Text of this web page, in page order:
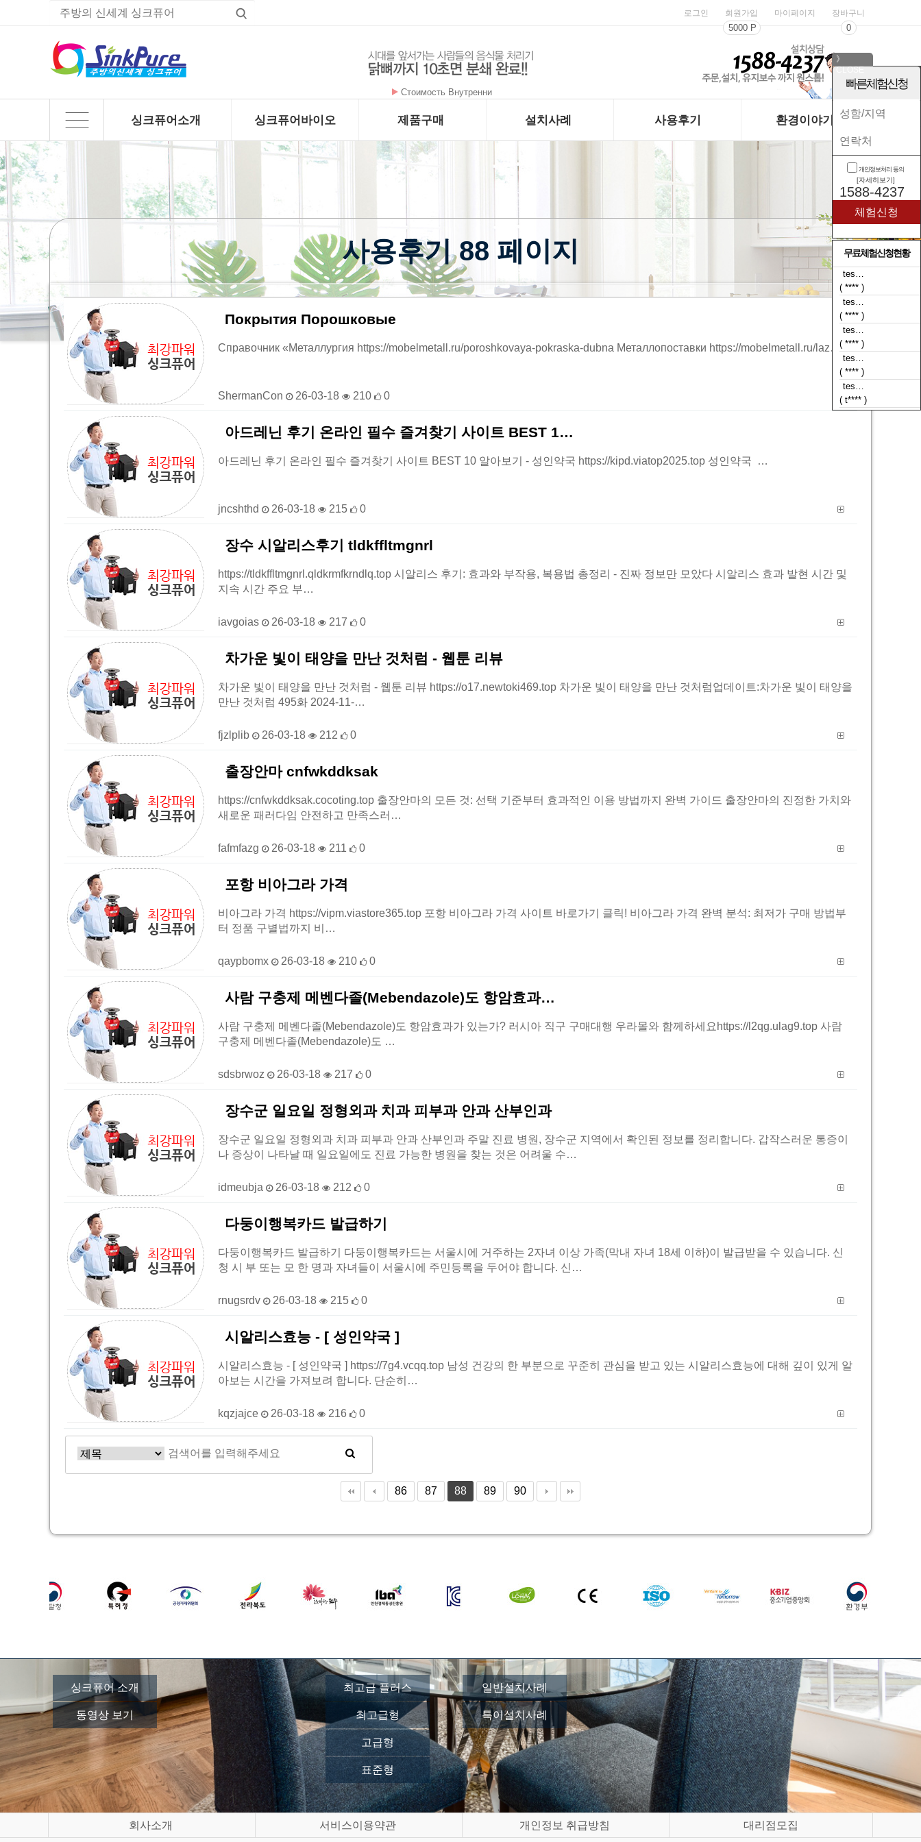
로그인 회원가입
5000 P
마이페이지 장바구니
0
Стоимость Внутренни
암을 굶기는 대사치료 구충제 - 메벤다졸 - …
싱크퓨어소개 싱크퓨어바이오
제품구매
하위분류
설치사례
하위분류
사용후기 환경이야기
사용후기 88 페이지
Покрытия Порошковые
Справочник «Металлургия https://mobelmetall.ru/poroshkovaya-pokraska-dubna Металлопоставки https://mobelmetall.ru/laz…
ShermanCon 26-03-18 210 0
아드레닌 후기 온라인 필수 즐겨찾기 사이트 BEST 1…
아드레닌 후기 온라인 필수 즐겨찾기 사이트 BEST 10 알아보기 - 성인약국 https://kipd.viatop2025.top 성인약국 …
jncshthd 26-03-18 215 0
장수 시알리스후기 tldkffltmgnrl
https://tldkffltmgnrl.qldkrmfkrndlq.top 시알리스 후기: 효과와 부작용, 복용법 총정리 - 진짜 정보만 모았다 시알리스 효과 발현 시간 및
지속 시간 주요 부…
iavgoias 26-03-18 217 0
차가운 빛이 태양을 만난 것처럼 - 웹툰 리뷰
차가운 빛이 태양을 만난 것처럼 - 웹툰 리뷰 https://o17.newtoki469.top 차가운 빛이 태양을 만난 것처럼업데이트:차가운 빛이 태양을
만난 것처럼 495화 2024-11-…
fjzlplib 26-03-18 212 0
출장안마 cnfwkddksak
https://cnfwkddksak.cocoting.top 출장안마의 모든 것: 선택 기준부터 효과적인 이용 방법까지 완벽 가이드 출장안마의 진정한 가치와
새로운 패러다임 안전하고 만족스러…
fafmfazg 26-03-18 211 0
포항 비아그라 가격
비아그라 가격 https://vipm.viastore365.top 포항 비아그라 가격 사이트 바로가기 클릭! 비아그라 가격 완벽 분석: 최저가 구매 방법부
터 정품 구별법까지 비…
qaypbomx 26-03-18 210 0
사람 구충제 메벤다졸(Mebendazole)도 항암효과…
사람 구충제 메벤다졸(Mebendazole)도 항암효과가 있는가? 러시아 직구 구매대행 우라몰와 함께하세요https://l2qg.ulag9.top 사람
구충제 메벤다졸(Mebendazole)도 …
sdsbrwoz 26-03-18 217 0
장수군 일요일 정형외과 치과 피부과 안과 산부인과
장수군 일요일 정형외과 치과 피부과 안과 산부인과 주말 진료 병원, 장수군 지역에서 확인된 정보를 정리합니다. 갑작스러운 통증이
나 증상이 나타날 때 일요일에도 진료 가능한 병원을 찾는 것은 어려울 수…
idmeubja 26-03-18 212 0
다둥이행복카드 발급하기
다둥이행복카드 발급하기 다둥이행복카드는 서울시에 거주하는 2자녀 이상 가족(막내 자녀 18세 이하)이 발급받을 수 있습니다. 신
청 시 부 또는 모 한 명과 자녀들이 서울시에 주민등록을 두어야 합니다. 신…
rnugsrdv 26-03-18 215 0
시알리스효능 - [ 성인약국 ]
시알리스효능 - [ 성인약국 ] https://7g4.vcqq.top 남성 건강의 한 부분으로 꾸준히 관심을 받고 있는 시알리스효능에 대해 깊이 있게 알
아보는 시간을 가져보려 합니다. 단순히…
kqzjajce 26-03-18 216 0
86 87 88 89 90
싱크퓨어 소개
동영상 보기
최고급 플러스
최고급형
고급형
표준형
일반설치사례
특이설치사례
회사소개 서비스이용약관 개인정보 취급방침 대리점모집
》
빠른체험신청
개인정보처리 동의
[자세히보기]
1588-4237
무료체험신청현황
tes…
( **** )
tes…
( **** )
tes…
( **** )
tes…
( **** )
tes…
( t**** )